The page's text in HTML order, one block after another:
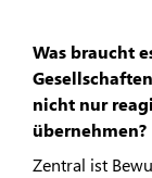
Was braucht
nicht nur
übernehmen?
Zentral ist